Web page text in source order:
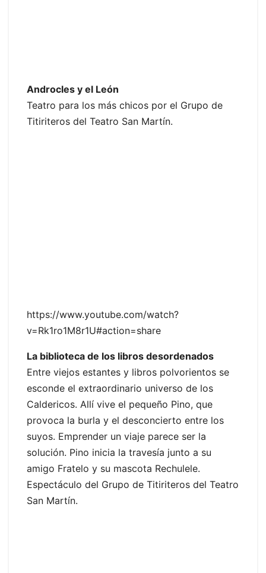
Androcles y el León
Teatro para los más chicos por el Grupo de
Titiriteros del Teatro San Martín.
https://www.youtube.com/watch?
v=Rk1ro1M8r1U#action=share
La biblioteca de los libros desordenados
Entre viejos estantes y libros polvorientos se
esconde el extraordinario universo de los
Caldericos. Allí vive el pequeño Pino, que
provoca la burla y el desconcierto entre los
suyos. Emprender un viaje parece ser la
solución. Pino inicia la travesía junto a su
amigo Fratelo y su mascota Rechulele.
Espectáculo del Grupo de Titiriteros del Teatro
San Martín.